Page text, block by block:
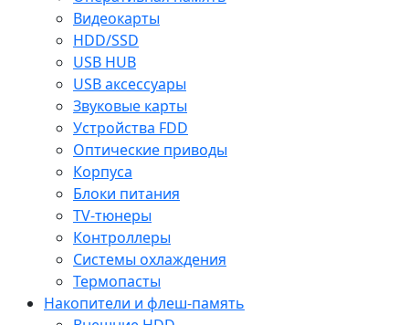
Видеокарты
HDD/SSD
USB HUB
USB аксессуары
Звуковые карты
Устройства FDD
Оптические приводы
Корпуса
Блоки питания
TV-тюнеры
Контроллеры
Системы охлаждения
Термопасты
Накопители и флеш-память